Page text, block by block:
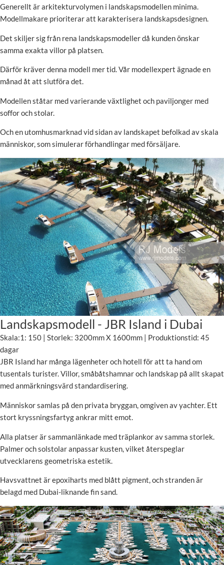
Generellt är arkitekturvolymen i landskapsmodellen minima.
Modellmakare prioriterar att karakterisera landskapsdesignen.
Det skiljer sig från rena landskapsmodeller då kunden önskar
samma exakta villor på platsen.
Därför kräver denna modell mer tid. Vår modellexpert ägnade en
månad åt att slutföra det.
Modellen ståtar med varierande växtlighet och paviljonger med
soffor och stolar.
Och en utomhusmarknad vid sidan av landskapet befolkad av skala
människor, som simulerar förhandlingar med försäljare.
Landskapsmodell - JBR Island i Dubai
Skala:1: 150 | Storlek: 3200mm X 1600mm | Produktionstid: 45
dagar
JBR Island har många lägenheter och hotell för att ta hand om
tusentals turister. Villor, småbåtshamnar och landskap på allt skapat
med anmärkningsvärd standardisering.
Människor samlas på den privata bryggan, omgiven av yachter. Ett
stort kryssningsfartyg ankrar mitt emot.
Alla platser är sammanlänkade med träplankor av samma storlek.
Palmer och solstolar anpassar kusten, vilket återspeglar
utvecklarens geometriska estetik.
Havsvattnet är epoxiharts med blått pigment, och stranden är
belagd med Dubai-liknande fin sand.